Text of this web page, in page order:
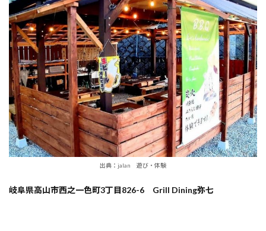
出典：jalan 遊び・体験
岐阜県高山市西之一色町3丁目826-6 Grill Dining弥七